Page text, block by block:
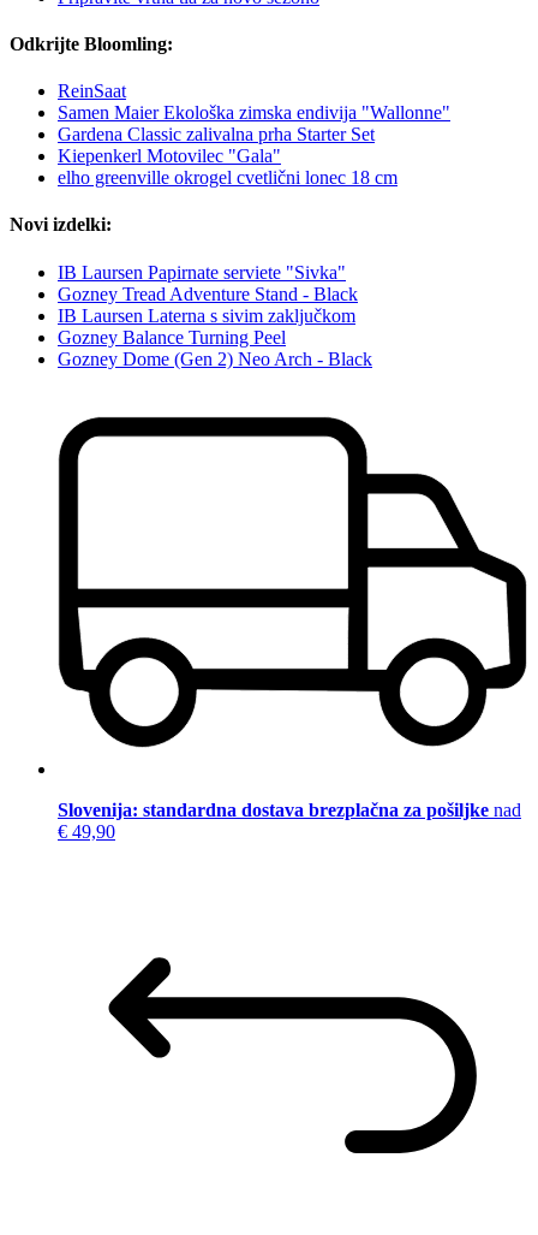
Odkrijte Bloomling:
ReinSaat
Samen Maier Ekološka zimska endivija "Wallonne"
Gardena Classic zalivalna prha Starter Set
Kiepenkerl Motovilec "Gala"
elho greenville okrogel cvetlični lonec 18 cm
Novi izdelki:
IB Laursen Papirnate serviete "Sivka"
Gozney Tread Adventure Stand - Black
IB Laursen Laterna s sivim zaključkom
Gozney Balance Turning Peel
Gozney Dome (Gen 2) Neo Arch - Black
Slovenija: standardna dostava brezplačna za pošiljke nad
€ 49,90